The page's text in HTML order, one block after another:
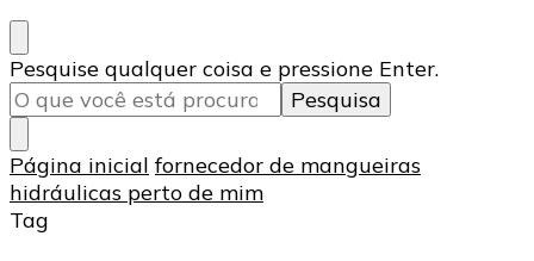
Procurando
algo?
Pesquise qualquer coisa e pressione Enter.
Página inicial fornecedor de mangueiras
hidráulicas perto de mim
Tag